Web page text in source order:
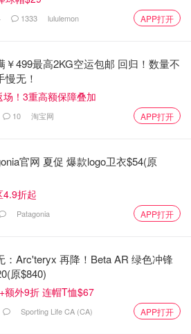
上，我通常是最后一个被选中的。
自卫。它是文化上的自卫。有了功
以通过动作表达情感。
1333 lululemon APP打开
￥499最高2KG空运包邮 回归！数量不
慢无！
场！3重高额保障叠加
10 淘宝网 APP打开
官网 夏促 爆款logo卫衣$54(原
4.9折起
Patagonia APP打开
：Arc'teryx 再降！Beta AR 绿色冲锋
原$840)
额外9折 连帽T恤$67
Sporting Life CA (CA) APP打开